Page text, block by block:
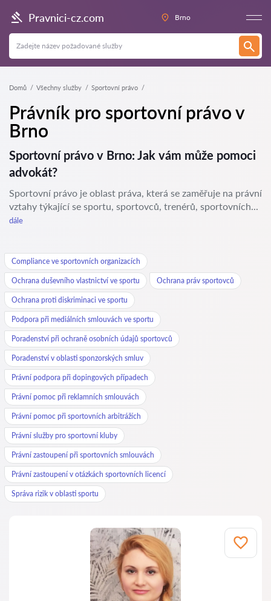
Pravnici-cz.com Brno
Domů Všechny služby Sportovní právo
Právník pro sportovní právo v
Brno
Sportovní právo v Brno: Jak vám může pomoci
advokát?
Sportovní právo je oblast práva, která se zaměřuje na právní
vztahy týkající se sportu, sportovců, trenérů, sportovních...
dále
Compliance ve sportovních organizacích
Ochrana duševního vlastnictví ve sportu Ochrana práv sportovců
Ochrana proti diskriminaci ve sportu
Podpora při mediálních smlouvách ve sportu
Poradenství při ochraně osobních údajů sportovců
Poradenství v oblasti sponzorských smluv
Právní podpora při dopingových případech
Právní pomoc při reklamních smlouvách
Právní pomoc při sportovních arbitrážích
Právní služby pro sportovní kluby
Právní zastoupení při sportovních smlouvách
Právní zastoupení v otázkách sportovních licencí
Správa rizik v oblasti sportu